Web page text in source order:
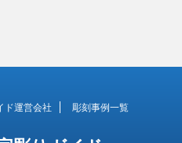
ド運営会社 彫刻事例一覧